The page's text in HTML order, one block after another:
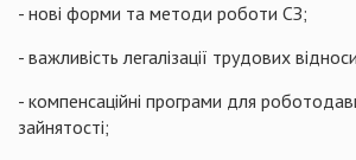
- нові форми та методи роботи СЗ;
- важливість легалізації трудових
- компенсаційні програми для
зайнятості;